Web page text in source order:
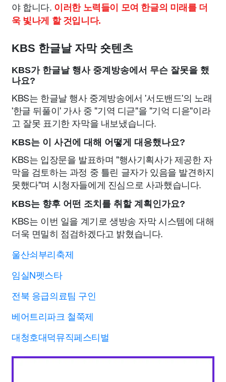
야 합니다. 이러한 노력들이 모여 한글의 미래를 더
욱 빛나게 할 것입니다.
KBS 한글날 자막 숏텐츠
KBS가 한글날 행사 중계방송에서 무슨 잘못을 했
나요?
KBS는 한글날 행사 중계방송에서 '서도밴드'의 노래
'한글 뒤풀이' 가사 중 "기역 디귿"을 "기억 디읃"이라
고 잘못 표기한 자막을 내보냈습니다.
KBS는 이 사건에 대해 어떻게 대응했나요?
KBS는 입장문을 발표하며 "행사기획사가 제공한 자
막을 검토하는 과정 중 틀린 글자가 있음을 발견하지
못했다"며 시청자들에게 진심으로 사과했습니다.
KBS는 향후 어떤 조치를 취할 계획인가요?
KBS는 이번 일을 계기로 생방송 자막 시스템에 대해
더욱 면밀히 점검하겠다고 밝혔습니다.
울산쇠부리축제
임실N펫스타
전북 응급의료팀 구인
베어트리파크 철쭉제
대청호대덕뮤직페스티벌